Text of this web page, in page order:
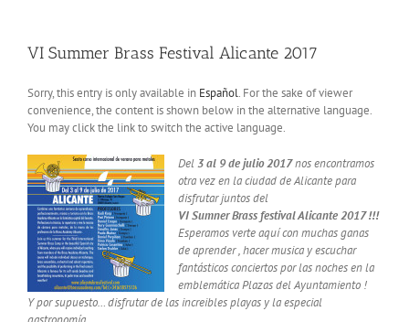
VI Summer Brass Festival Alicante 2017
Sorry, this entry is only available in Español. For the sake of viewer
convenience, the content is shown below in the alternative language.
You may click the link to switch the active language.
Del3 al 9 de julio 2017nos encontramos
otra vez en la ciudad de Alicante para
disfrutar juntos del
VI Sumner Brass festival Alicante 2017 !!!
Esperamos verte aquí con muchas ganas
de aprender , hacer musica y escuchar
fantásticos conciertos por las noches en la
emblemática Plazas del Ayuntamiento !
Y por supuesto… disfrutar de las increibles playas y la especial